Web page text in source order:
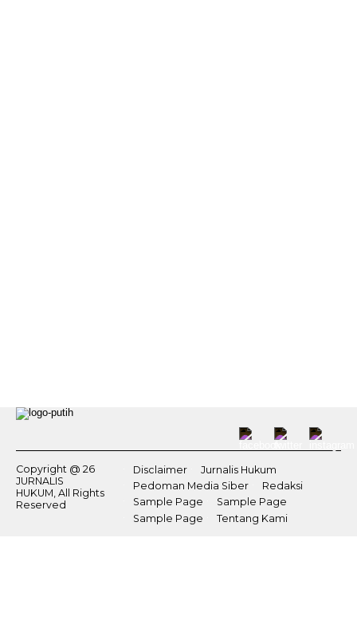
Copyright @ 26
JURNALIS
HUKUM, All Rights
Reserved
Disclaimer
Jurnalis Hukum
Pedoman Media Siber
Redaksi
Sample Page
Sample Page
Sample Page
Tentang Kami